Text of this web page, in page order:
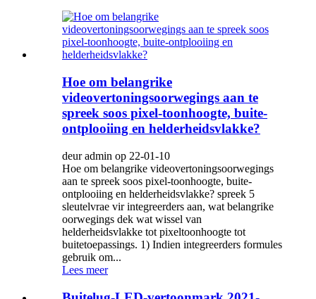
Hoe om belangrike
videovertoningsoorwegings aan te
spreek soos pixel-toonhoogte, buite-
ontplooiing en helderheidsvlakke?
deur admin op 22-01-10
Hoe om belangrike videovertoningsoorwegings
aan te spreek soos pixel-toonhoogte, buite-
ontplooiing en helderheidsvlakke? spreek 5
sleutelvrae vir integreerders aan, wat belangrike
oorwegings dek wat wissel van
helderheidsvlakke tot pixeltoonhoogte tot
buitetoepassings. 1) Indien integreerders formules
gebruik om...
Lees meer